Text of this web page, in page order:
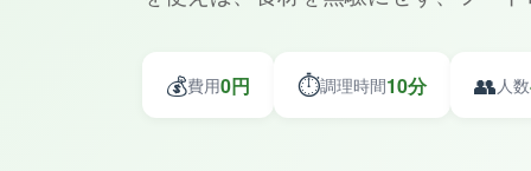
💰費用0円 ⏱️調理時間10分 👥人数